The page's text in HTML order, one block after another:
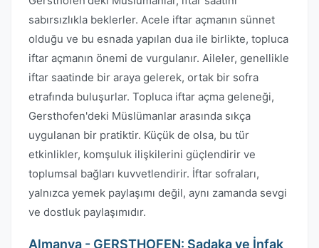
sabırsızlıkla beklerler. Acele iftar açmanın sünnet
olduğu ve bu esnada yapılan dua ile birlikte, topluca
iftar açmanın önemi de vurgulanır. Aileler, genellikle
iftar saatinde bir araya gelerek, ortak bir sofra
etrafında buluşurlar. Topluca iftar açma geleneği,
Gersthofen'deki Müslümanlar arasında sıkça
uygulanan bir pratiktir. Küçük de olsa, bu tür
etkinlikler, komşuluk ilişkilerini güçlendirir ve
toplumsal bağları kuvvetlendirir. İftar sofraları,
yalnızca yemek paylaşımı değil, aynı zamanda sevgi
ve dostluk paylaşımıdır.
Almanya - GERSTHOFEN: Sadaka ve İnfak